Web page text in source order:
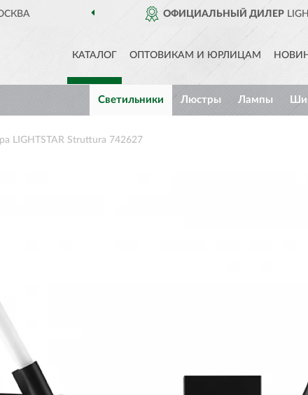
ОФИЦИАЛЬНЫЙ ДИЛЕР
КАТАЛОГ ОПТОВИКАМ И ЮРЛИЦАМ
Светильники Люстры Лампы
LIGHTSTAR Struttura 742627